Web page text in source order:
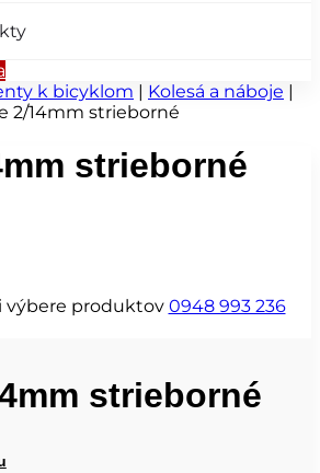
k bicyklom | Kolesá a náboje |
2/14mm strieborné
strieborné
výbere produktov 0948 993 236
strieborné